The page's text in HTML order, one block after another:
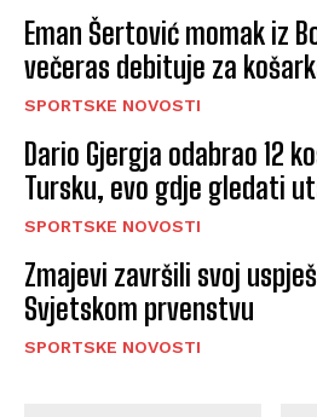
Eman Šertović momak iz
večeras debituje za
SPORTSKE NOVOSTI
Dario Gjergja odabrao 12
Tursku, evo gdje gledati
SPORTSKE NOVOSTI
Zmajevi završili svoj
Svjetskom prvenstvu
SPORTSKE NOVOSTI